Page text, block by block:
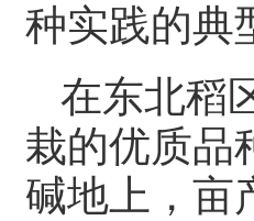
种实践的典
在东北稻
栽的优质品
碱地上，亩